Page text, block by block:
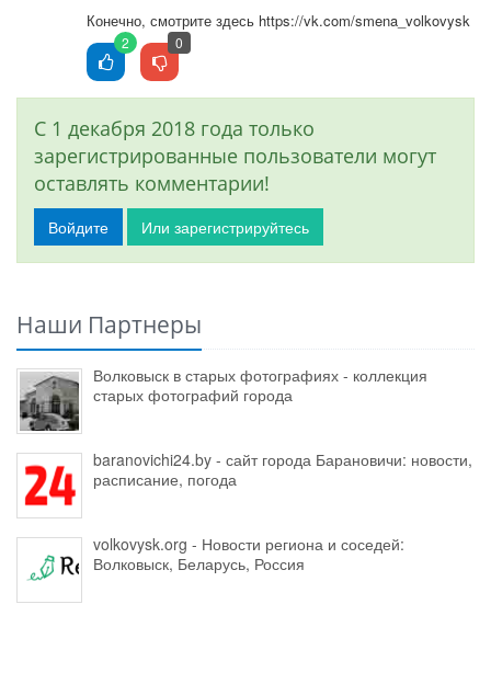
Конечно, смотрите здесь https://vk.com/smena_volkovysk
2 0
С 1 декабря 2018 года только
зарегистрированные пользователи могут
оставлять комментарии!
Войдите Или зарегистрируйтесь
Наши Партнеры
Волковыск в старых фотографиях - коллекция
старых фотографий города
baranovichi24.by - сайт города Барановичи: новости,
расписание, погода
volkovysk.org - Новости региона и соседей:
Волковыск, Беларусь, Россия